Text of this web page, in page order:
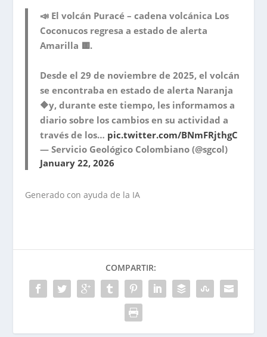
📣 El volcán Puracé – cadena volcánica Los
Coconucos regresa a estado de alerta
Amarilla 🟨.
Desde el 29 de noviembre de 2025, el volcán
se encontraba en estado de alerta Naranja
🔶y, durante este tiempo, les informamos a
diario sobre los cambios en su actividad a
través de los… pic.twitter.com/BNmFRjthgC
— Servicio Geológico Colombiano (@sgcol)
January 22, 2026
Generado con ayuda de la IA
COMPARTIR: